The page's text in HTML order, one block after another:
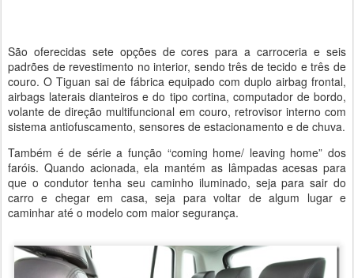
São oferecidas sete opções de cores para a carroceria e seis
padrões de revestimento no interior, sendo três de tecido e três de
couro. O Tiguan sai de fábrica equipado com duplo airbag frontal,
airbags laterais dianteiros e do tipo cortina, computador de bordo,
volante de direção multifuncional em couro, retrovisor interno com
sistema antiofuscamento, sensores de estacionamento e de chuva.
Também é de série a função “coming home/ leaving home” dos
faróis. Quando acionada, ela mantém as lâmpadas acesas para
que o condutor tenha seu caminho iluminado, seja para sair do
carro e chegar em casa, seja para voltar de algum lugar e
caminhar até o modelo com maior segurança.